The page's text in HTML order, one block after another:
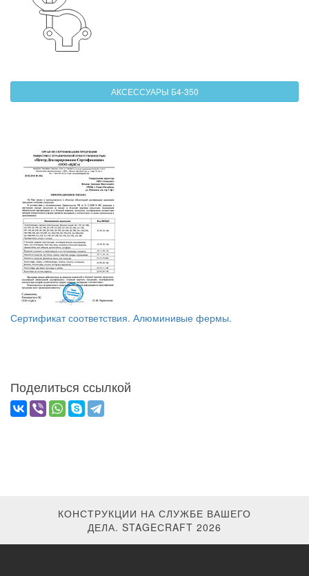
АКСЕССУАРЫ Б4-350
Сертификат соответствия. Алюминивые фермы.
Поделиться ссылкой
КОНСТРУКЦИИ НА СЛУЖБЕ ВАШЕГО
ДЕЛА. STAGEСRAFT 2026